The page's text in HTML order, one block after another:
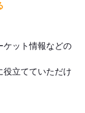
ケット情報などの
役立てていただけ